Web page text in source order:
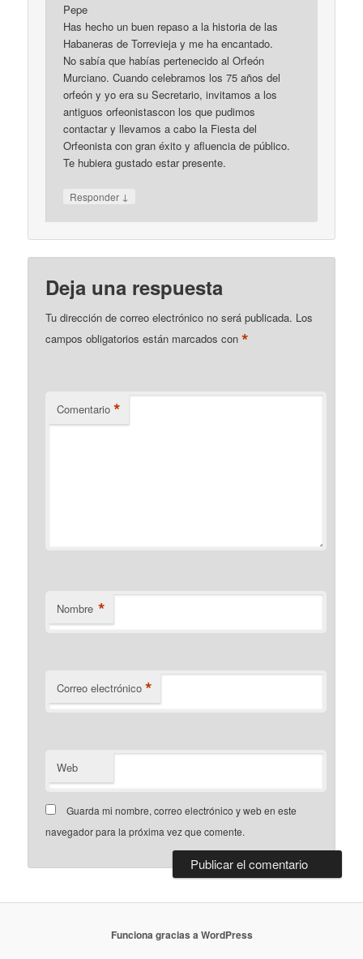
Pepe
Has hecho un buen repaso a la historia de las
Habaneras de Torrevieja y me ha encantado.
No sabía que habías pertenecido al Orfeón
Murciano. Cuando celebramos los 75 años del
orfeón y yo era su Secretario, invitamos a los
antiguos orfeonistascon los que pudimos
contactar y llevamos a cabo la Fiesta del
Orfeonista con gran éxito y afluencia de público.
Te hubiera gustado estar presente.
Responder ↓
Deja una respuesta
Tu dirección de correo electrónico no será publicada. Los
campos obligatorios están marcados con*
Comentario *
Nombre *
Correo electrónico *
Web
Guarda mi nombre, correo electrónico y web en este
navegador para la próxima vez que comente.
Funciona gracias a WordPress